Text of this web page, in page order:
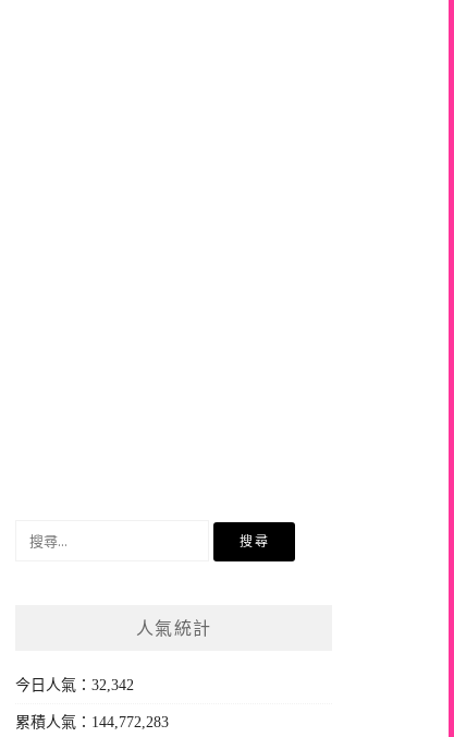
人氣統計
今日人氣：32,342
累積人氣：144,772,283